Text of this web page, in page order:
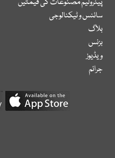
پیٹرولیم مصنوعات کی قیمتیں
سائنس و ٹیکنالوجی
بلاگ
بزنس
ویڈیوز
جرائم